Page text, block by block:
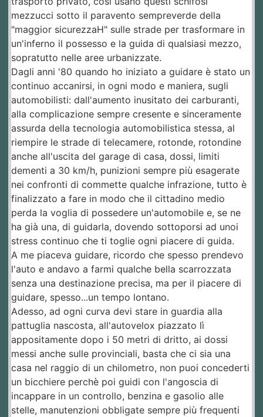
mezzucci sotto il paravento sempreverde della
"maggior sicurezzaH" sulle strade per trasformare in
un'inferno il possesso e la guida di qualsiasi mezzo,
sopratutto nelle aree urbanizzate.
Dagli anni '80 quando ho iniziato a guidare è stato un
continuo accanirsi, in ogni modo e maniera, sugli
automobilisti: dall'aumento inusitato dei carburanti,
alla complicazione sempre cresente e sinceramente
assurda della tecnologia automobilistica stessa, al
riempire le strade di telecamere, rotonde, rotondine
anche all'uscita del garage di casa, dossi, limiti
dementi a 30 km/h, punizioni sempre più esagerate
nei confronti di commette qualche infrazione, tutto è
finalizzato a fare in modo che il cittadino medio
perda la voglia di possedere un'automobile e, se ne
ha già una, di guidarla, dovendo sottoporsi ad unoi
stress continuo che ti toglie ogni piacere di guida.
A me piaceva guidare, ricordo che spesso prendevo
l'auto e andavo a farmi qualche bella scarrozzata
senza una destinazione precisa, ma per il piacere di
guidare, spesso...un tempo lontano.
Adesso, ad ogni curva devi stare in guardia alla
pattuglia nascosta, all'autovelox piazzato lì
appositamente dopo i 50 metri di dritto, ai dossi
messi anche sulle provinciali, basta che ci sia una
casa nel raggio di un chilometro, non puoi concederti
un bicchiere perchè poi guidi con l'angoscia di
incappare in un controllo, benzina e gasolio alle
stelle, manutenzioni obbligate sempre più frequenti